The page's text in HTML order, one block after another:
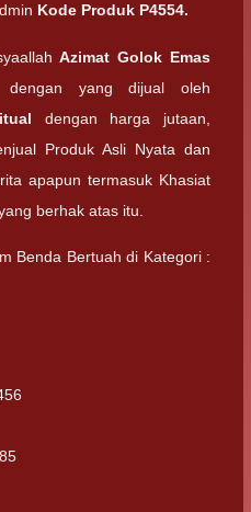
Kode Produk P4554.
Azimat Golok Emas
yang dijual oleh
dengan harga jutaan,
Produk Asli Nyata dan
apapun termasuk Khasiat
berhak atas itu.
Benda Bertuah di Kategori :